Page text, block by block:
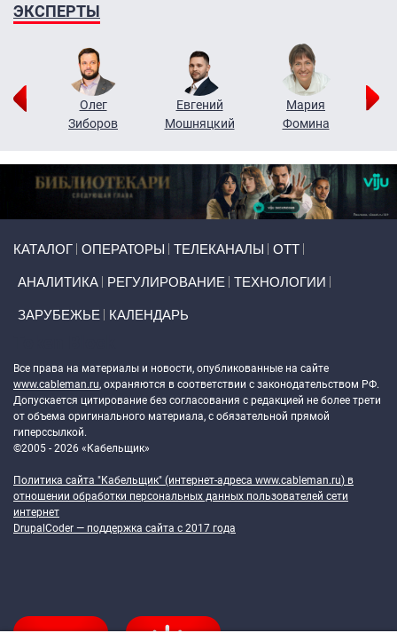
ЭКСПЕРТЫ
Олег
Зиборов
Евгений
Мошняцкий
Мария
Фомина
КАТАЛОГ ОПЕРАТОРЫ ТЕЛЕКАНАЛЫ ОТТ
АНАЛИТИКА РЕГУЛИРОВАНИЕ ТЕХНОЛОГИИ
ЗАРУБЕЖЬЕ КАЛЕНДАРЬ
Все права на материалы и новости, опубликованные на сайте
www.cableman.ru, охраняются в соответствии с законодательством РФ.
Допускается цитирование без согласования с редакцией не более трети
от объема оригинального материала, с обязательной прямой
гиперссылкой.
©2005 - 2026 «Кабельщик»
Политика сайта "Кабельщик" (интернет-адреса www.cableman.ru) в
отношении обработки персональных данных пользователей сети
интернет
DrupalCoder — поддержка сайта c 2017 года